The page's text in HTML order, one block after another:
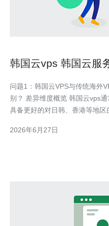
韩国云vps 韩国云服
问题1：韩国云VPS与传统海外
别？ 差异维度概览 韩国云vps
具备更好的对日韩、香港等地区
活。 延迟与带宽 如果目标用户
2026年6月27日